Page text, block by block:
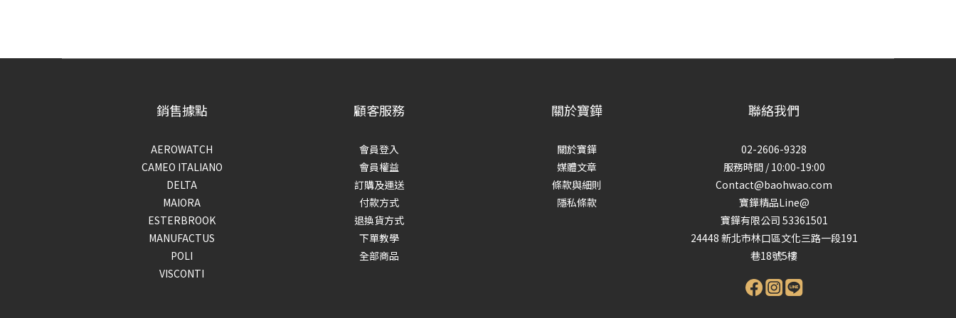
銷售據點
AEROWATCH
CAMEO ITALIANO
DELTA
MAIORA
ESTERBROOK
MANUFACTUS
POLI
VISCONTI
顧客服務
會員登入
會員權益
訂購及運送
付款方式
退換貨方式
下單教學
全部商品
關於寶鏵
關於寶鏵
媒體文章
條款與細則
隱私條款
聯絡我們
02-2606-9328
服務時間 / 10:00-19:00
Contact@baohwao.com
寶鏵精品Line@
寶鏵有限公司 53361501
24448 新北市林口區文化三路一段191
巷18號5樓